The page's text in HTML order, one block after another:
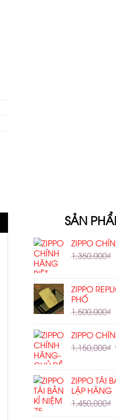
SẢN
ZIPPO
1,350,000₫
ZIPPO
PHỐ
1,500,000₫
ZIPPO
1,150,000₫
ZIPPO TÁI
LẬP HÃNG
1,450,000₫